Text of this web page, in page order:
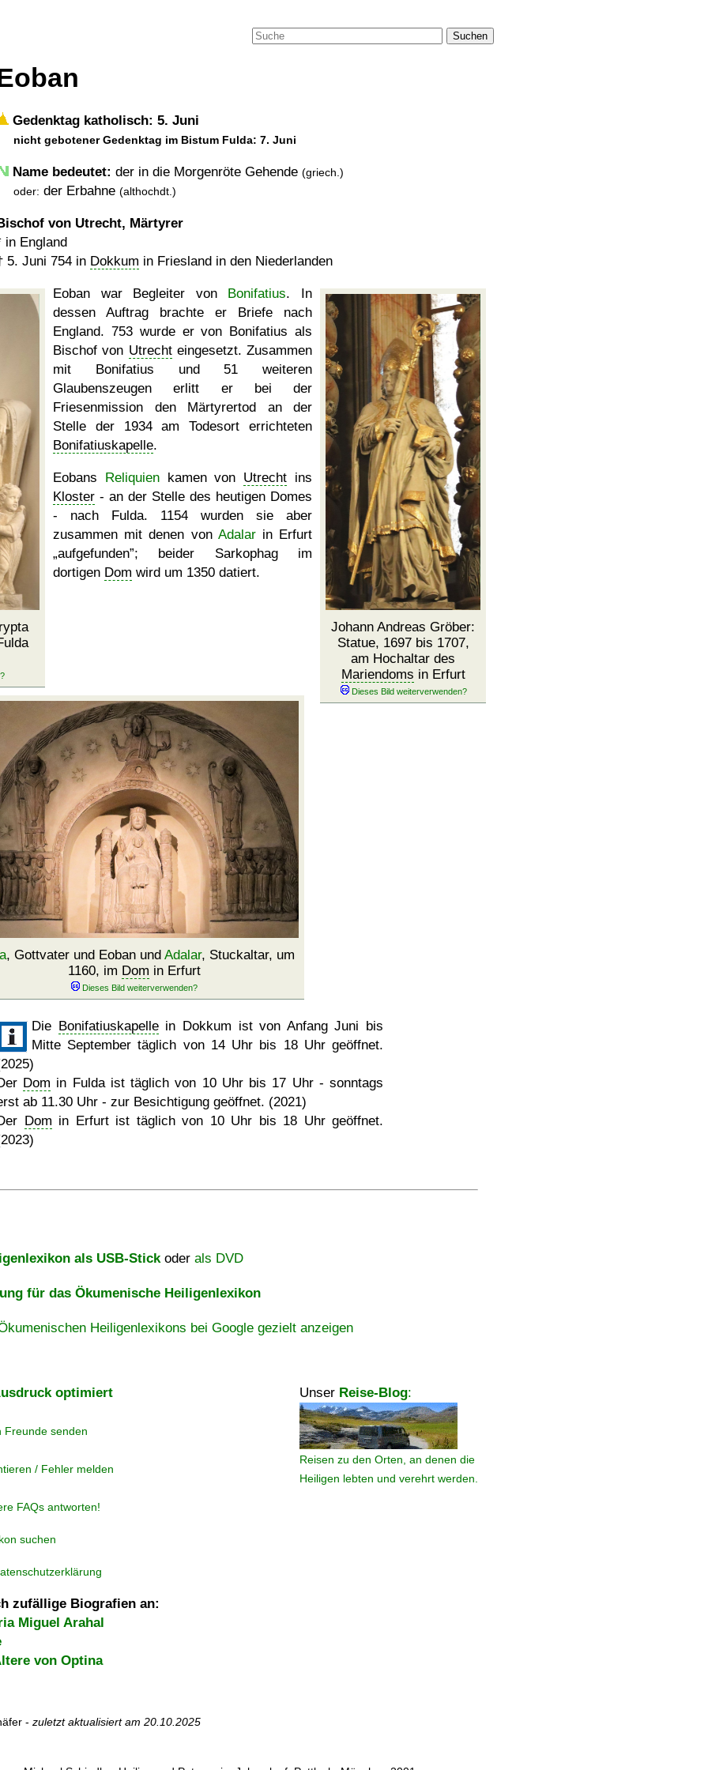
Suchen
Gedenktag katholisch: 5. Juni
nicht gebotener Gedenktag im Bistum Fulda: 7. Juni
Name bedeutet: der in die Morgenröte Gehende (griech.)
oder: der Erbahne (althochdt.)
von Utrecht, Märtyrer
in England
5. Juni 754 in Dokkum in Friesland in den Niederlanden
Johann Andreas Gröber:
Statue, 1697 bis 1707,
am Hochaltar des
Mariendoms in Erfurt
Eoban war Begleiter von Bonifatius. In
dessen Auftrag brachte er Briefe nach
England. 753 wurde er von Bonifatius als
Bischof von Utrechteingesetzt. Zusammen
mit Bonifatius und 51 weiteren
Glaubenszeugen erlitt er bei der
Friesenmission den Märtyrertod an der
Stelle der 1934 am Todesort errichteten
Bonifatiuskapelle.
Eobans Reliquienkamen von Utrecht ins
Kloster - an der Stelle des heutigen Domes
- nach Fulda. 1154 wurden sie aber
zusammen mit denen von Adalarin Erfurt
aufgefunden ; beider Sarkophag im
dortigen Dom wird um 1350 datiert.
, Gottvater und Eoban und Adalar, Stuckaltar, um
1160, im Dom in Erfurt
Die Bonifatiuskapellein Dokkum ist von Anfang Juni bis
Mitte September täglich von 14 Uhr bis 18 Uhr geöffnet.
Dom in Fulda ist täglich von 10 Uhr bis 17 Uhr - sonntags
ab 11.30 Uhr - zur Besichtigung geöffnet. (2021)
Dom in Erfurt ist täglich von 10 Uhr bis 18 Uhr geöffnet.
als USB-Stickoder als DVD
für das Ökumenische Heiligenlexikon
Heiligenlexikons bei Google gezielt anzeigen
optimiert Unser Reise-Blog:
Reisen zu den Orten, an denen die
Heiligen lebten und verehrt werden.
Freunde senden
/ Fehler melden
FAQs antworten!
suchen
zufällige Biografien an:
Miguel Arahal
von Optina
- zuletzt aktualisiert am 20.10.2025